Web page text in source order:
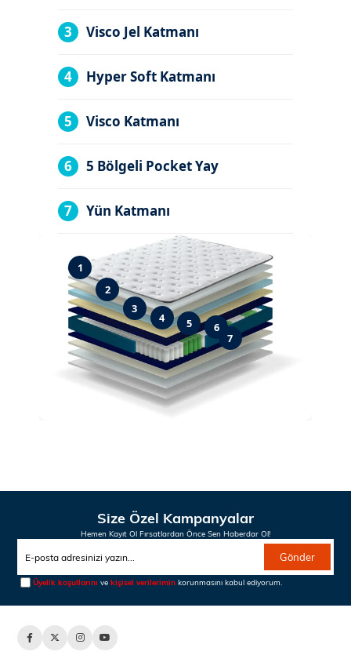
3 Visco Jel Katmanı
4 Hyper Soft Katmanı
5 Visco Katmanı
6 5 Bölgeli Pocket Yay
7 Yün Katmanı
1
2
3
4 5 6
7
Size Özel Kampanyalar
Hemen Kayıt Ol Fırsatlardan Önce Sen Haberdar Ol!
Gönder
Üyelik koşullarını vekişisel verilerimin korunmasını kabul ediyorum.